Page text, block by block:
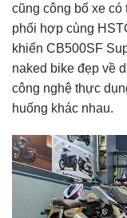
cũng công bố xe có
phối hợp cùng
khiến CB500SF
naked bike đẹp về
công nghệ thực
huống khác nhau.